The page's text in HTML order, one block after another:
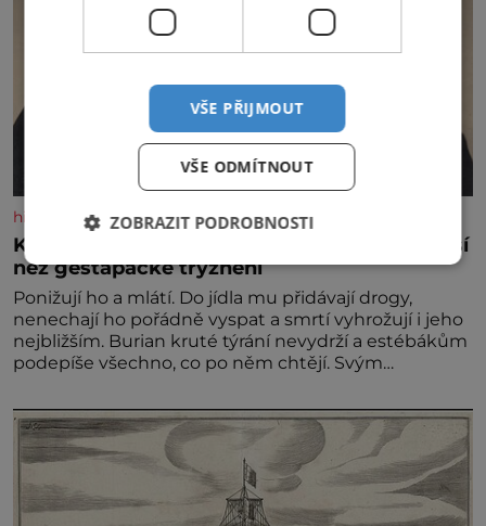
historyplus.cz
Kněz Bohuslav Burian: Metody StB byly horší
než gestapácké trýznění
Ponižují ho a mlátí. Do jídla mu přidávají drogy,
nenechají ho pořádně vyspat a smrtí vyhrožují i jeho
nejbližším. Burian kruté týrání nevydrží a estébákům
podepíše všechno, co po něm chtějí. Svým
výslechů nikdo nevyvíjel fyzický ani psychický nátlak.
Syn brněnského řezníka chce být knězem a
VŠE PŘIJMOUT
VŠE ODMÍTNOUT
ZOBRAZIT PODROBNOSTI